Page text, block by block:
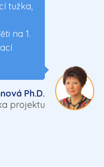
tužka,
na 1.
Ph.D.
projektu